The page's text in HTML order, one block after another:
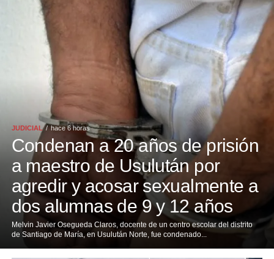
JUDICIAL hace 6 horas
Condenan a 20 años de prisión
a maestro de Usulután por
agredir y acosar sexualmente a
dos alumnas de 9 y 12 años
Melvin Javier Osegueda Claros, docente de un centro escolar del distrito
de Santiago de María, en Usulután Norte, fue condenado...